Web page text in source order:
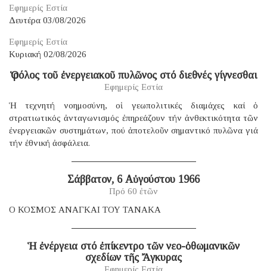
Εφημερίς Εστία
Δευτέρα 03/08/2026
Εφημερίς Εστία
Κυριακή 02/08/2026
Ὁ ρόλος τοῦ ἐνεργειακοῦ πυλῶνος στό διεθνές γίγνεσθαι
Εφημερίς Εστία
Ἡ τεχνητή νοημοσύνη, οἱ γεωπολιτικές διαμάχες καί ὁ
στρατιωτικός ἀνταγωνισμός ἐπηρεάζουν τήν ἀνθεκτικότητα τῶν
ἐνεργειακῶν συστημάτων, πού ἀποτελοῦν σημαντικό πυλῶνα γιά
τήν ἐθνική ἀσφάλεια.
Σάββατον, 6 Αὐγούστου 1966
Πρό 60 ἐτῶν
Ο ΚΟΣΜΟΣ ΑΝΑΓΚΑΙ ΤΟΥ ΤΑΝΑΚΑ
Ἡ ἐνέργεια στό ἐπίκεντρο τῶν νεο-ὀθωμανικῶν
σχεδίων τῆς Ἄγκυρας